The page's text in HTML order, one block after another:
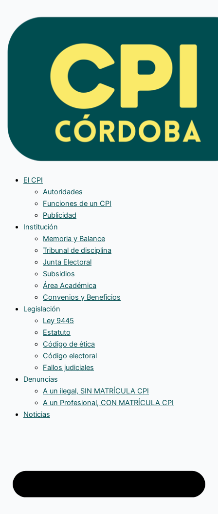
contenido
El CPI
Autoridades
Funciones de un CPI
Publicidad
Institución
Memoria y Balance
Tribunal de disciplina
Junta Electoral
Subsidios
Área Académica
Convenios y Beneficios
Legislación
Ley 9445
Estatuto
Código de ética
Código electoral
Fallos judiciales
Denuncias
A un ilegal, SIN MATRÍCULA CPI
A un Profesional, CON MATRÍCULA CPI
Noticias